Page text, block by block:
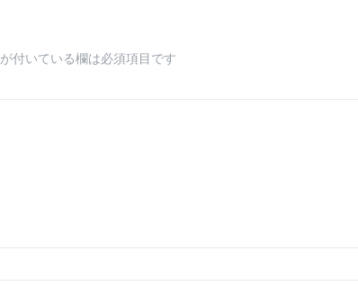
が付いている欄は必須項目です